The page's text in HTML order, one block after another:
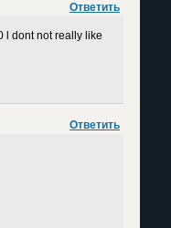
Ответить
l dont not really like
Ответить